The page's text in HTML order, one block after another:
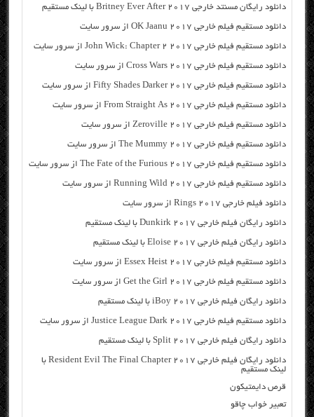
دانلود رایگان مسنتد خارجی Britney Ever After 2017 با لینک مستقیم
دانلود مستقیم فیلم خارجی OK Jaanu 2017 از سرور سایت
دانلود مستقیم فیلم خارجی John Wick: Chapter 2 2017 از سرور سایت
دانلود مستقیم فیلم خارجی Cross Wars 2017 از سرور سایت
دانلود مستقیم فیلم خارجی Fifty Shades Darker 2017 از سرور سایت
دانلود مستقیم فیلم خارجی From Straight As 2017 از سرور سایت
دانلود مستقیم فیلم خارجی Zeroville 2017 از سرور سایت
دانلود مستقیم فیلم خارجی The Mummy 2017 از سرور سایت
دانلود مستقیم فیلم خارجی The Fate of the Furious 2017 از سرور سایت
دانلود مستقیم فیلم خارجی Running Wild 2017 از سرور سایت
دانلود فیلم خارجی Rings 2017 از سرور سایت
دانلود رایگان فیلم خارجی Dunkirk 2017 با لینک مستقیم
دانلود رایگان فیلم خارجی Eloise 2017 با لینک مستقیم
دانلود مستقیم فیلم خارجی Essex Heist 2017 از سرور سایت
دانلود مستقیم فیلم خارجی Get the Girl 2017 از سرور سایت
دانلود رایگان فیلم خارجی iBoy 2017 با لینک مستقیم
دانلود مستقیم فیلم خارجی Justice League Dark 2017 از سرور سایت
دانلود رایگان فیلم خارجی Split 2017 با لینک مستقیم
دانلود رایگان فیلم خارجی Resident Evil The Final Chapter 2017 با
لینک مستقیم
قرص دایمتیکون
تعبیر خواب چاقو